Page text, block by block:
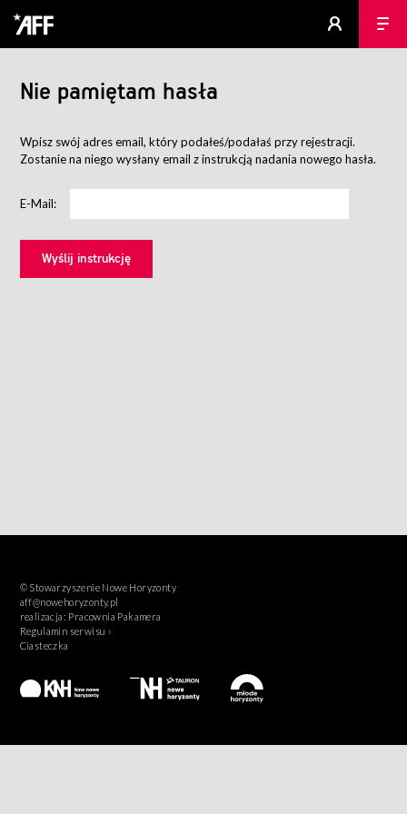
Nie pamiętam hasła
Wpisz swój adres email, który podałeś/podałaś przy rejestracji.
Zostanie na niego wysłany email z instrukcją nadania nowego hasła.
E-Mail:
© Stowarzyszenie Nowe Horyzonty
aff@nowehoryzonty.pl
realizacja: Pracownia Pakamera
Regulamin serwisu ›
Ciasteczka